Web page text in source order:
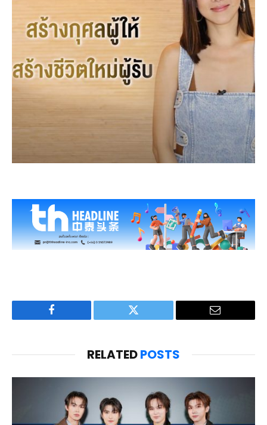
Facebook Twitter Email
RELATEDPOSTS